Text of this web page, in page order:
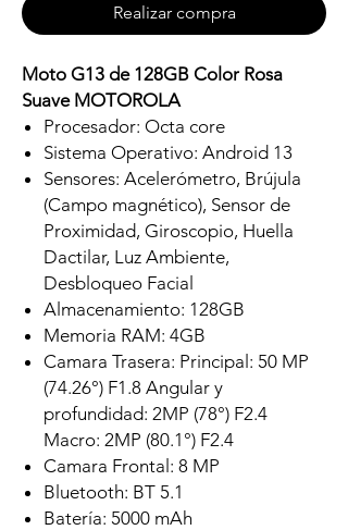
Realizar compra
Moto G13 de 128GB Color Rosa
Suave MOTOROLA
Procesador: Octa core
Sistema Operativo: Android 13
Sensores: Acelerómetro, Brújula
(Campo magnético), Sensor de
Proximidad, Giroscopio, Huella
Dactilar, Luz Ambiente,
Desbloqueo Facial
Almacenamiento: 128GB
Memoria RAM: 4GB
Camara Trasera: Principal: 50 MP
(74.26°) F1.8 Angular y
profundidad: 2MP (78°) F2.4
Macro: 2MP (80.1°) F2.4
Camara Frontal: 8 MP
Bluetooth: BT 5.1
Batería: 5000 mAh